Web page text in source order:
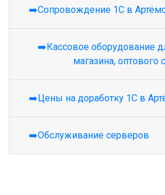
➡️Сопровождение 1С в
➡️Кассовое оборудование
магазина, оптового
➡️Цены на доработку 1С в
➡️Обслуживание серверов